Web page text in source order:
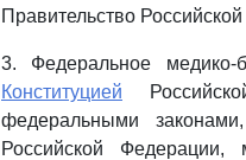
Правительство
3. Федеральное медико-
Конституцией
федеральными
Российской